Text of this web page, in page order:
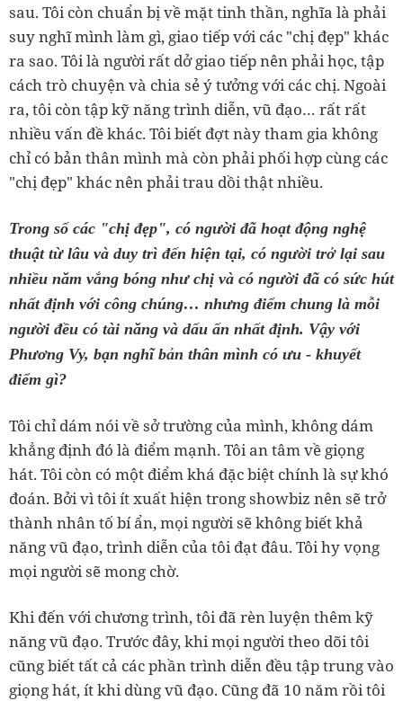
sau. Tôi còn chuẩn bị về mặt tinh thần, nghĩa là phải
suy nghĩ mình làm gì, giao tiếp với các "chị đẹp" khác
ra sao. Tôi là người rất dở giao tiếp nên phải học, tập
cách trò chuyện và chia sẻ ý tưởng với các chị. Ngoài
ra, tôi còn tập kỹ năng trình diễn, vũ đạo… rất rất
nhiều vấn đề khác. Tôi biết đợt này tham gia không
chỉ có bản thân mình mà còn phải phối hợp cùng các
"chị đẹp" khác nên phải trau dồi thật nhiều.
Trong số các "chị đẹp", có người đã hoạt động nghệ
thuật từ lâu và duy trì đến hiện tại, có người trở lại sau
nhiều năm vắng bóng như chị và có người đã có sức hút
nhất định với công chúng… nhưng điểm chung là mỗi
người đều có tài năng và dấu ấn nhất định. Vậy với
Phương Vy, bạn nghĩ bản thân mình có ưu - khuyết
điểm gì?
Tôi chỉ dám nói về sở trường của mình, không dám
khẳng định đó là điểm mạnh. Tôi an tâm về giọng
hát. Tôi còn có một điểm khá đặc biệt chính là sự khó
đoán. Bởi vì tôi ít xuất hiện trong showbiz nên sẽ trở
thành nhân tố bí ẩn, mọi người sẽ không biết khả
năng vũ đạo, trình diễn của tôi đạt đâu. Tôi hy vọng
mọi người sẽ mong chờ.
Khi đến với chương trình, tôi đã rèn luyện thêm kỹ
năng vũ đạo. Trước đây, khi mọi người theo dõi tôi
cũng biết tất cả các phần trình diễn đều tập trung vào
giọng hát, ít khi dùng vũ đạo. Cũng đã 10 năm rồi tôi